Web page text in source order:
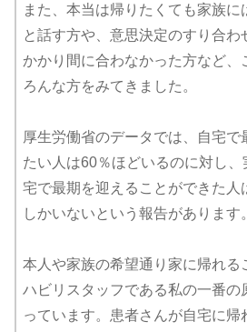
また、本当は帰りたくても家族に
と話す方や、意思決定のすり合わ
かかり間に合わなかった方など、
ろんな方をみてきました。
厚生労働省のデータでは、自宅で
たい人は60％ほどいるのに対し、
宅で最期を迎えることができた人
しかいないという報告があります。
本人や家族の希望通り家に帰れる
ハビリスタッフである私の一番の
っています。患者さんが自宅に帰